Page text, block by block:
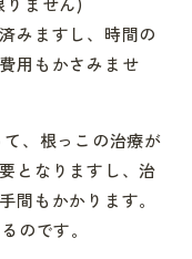
みますし、時間の
用もかさみませ
、根っこの治療が
となりますし、治
間もかかります。
のです。